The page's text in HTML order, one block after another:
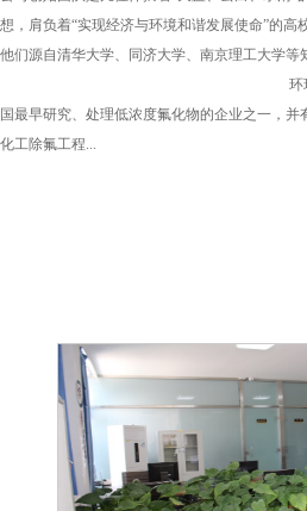
想，肩负着“实现经济与环境和谐发展使命”的高
他们源自清华大学、同济大学、南京理工大学等
环瑞生态
国最早研究、处理低浓度氟化物的企业之一，并
化工除氟工程...